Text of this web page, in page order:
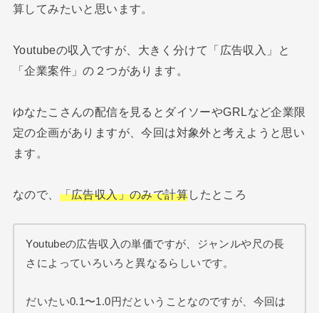
算してみたいと思います。
Youtubeの収入ですが、大きく分けて「広告収入」と
「企業案件」の２つがあります。
ゆなたこさんの配信を見るとダイソーやGRLなど企業限
定の企画がありますが、今回は対象外と考えようと思い
ます。
なので、 「広告収入」のみで計算したところ
Youtubeの広告収入の単価ですが、ジャンルや尺の長
さによっていろいろと異なるらしいです。
だいたい0.1〜1.0円だということなのですが、今回は